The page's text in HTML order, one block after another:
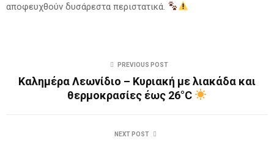
αποφευχθούν δυσάρεστα περιστατικά.
PREVIOUS POST
Καλημέρα Λεωνίδιο – Κυριακή με λιακάδα και
θερμοκρασίες έως 26°C
NEXT POST